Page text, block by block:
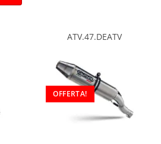
ATV.47.DEATV
OFFERTA!